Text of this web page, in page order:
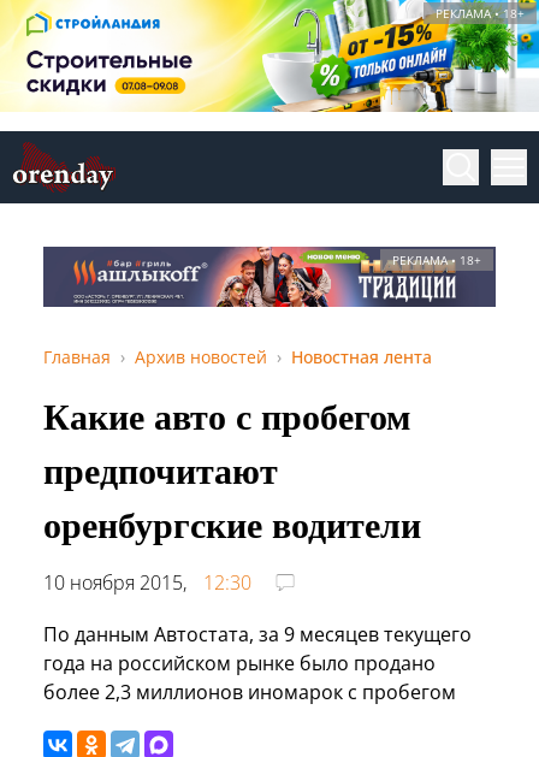
РЕКЛАМА • 18+
РЕКЛАМА • 18+
Главная Архив новостей Новостная лента
Какие авто с пробегом
предпочитают
оренбургские водители
10 ноября 2015,
12:30
По данным Автостата, за 9 месяцев текущего
года на российском рынке было продано
более 2,3 миллионов иномарок с пробегом